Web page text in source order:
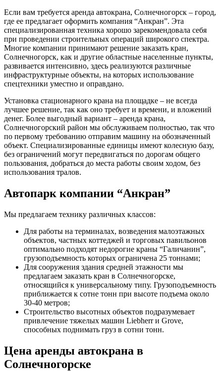
Если вам требуется аренда автокрана, Солнечногорск – город,
где ее предлагает оформить компания “Анкран”. Эта
специализированная техника хорошо зарекомендовала себя
при проведении строительных операций широкого спектра.
Многие компании принимают решение заказать кран,
Солнечногорск, как и другие областные населенные пункты,
развивается интенсивно, здесь реализуются различные
инфраструктурные объекты, на которых использование
спецтехники уместно и оправдано.
Установка стационарного крана на площадке – не всегда
лучшее решение, так как оно требует и времени, и вложений
денег. Более выгодный вариант – аренда крана,
Солнечногорский район мы обслуживаем полностью, так что
по первому требованию отправим машину на обозначенный
объект. Специализированные единицы имеют колесную базу,
без ограничений могут передвигаться по дорогам общего
пользования, добраться до места работы своим ходом, без
использования тралов.
Автопарк компании “Анкран”
Мы предлагаем технику различных классов:
Для работы на терминалах, возведения малоэтажных
объектов, частных коттеджей и торговых павильонов
оптимально подходят недорогие краны “Галичанин”,
грузоподъемность которых ограничена 25 тоннами;
Для сооружения здания средней этажности мы
предлагаем заказать кран в Солнечногорске,
относящийся к универсальному типу. Грузоподъемность
приближается к сотне тонн при высоте подъема около
30-40 метров;
Строительство высотных объектов подразумевает
привлечение тяжелых машин Liebherr и Grove,
способных поднимать груз в сотни тонн.
Цена аренды автокрана в
Солнечногорске